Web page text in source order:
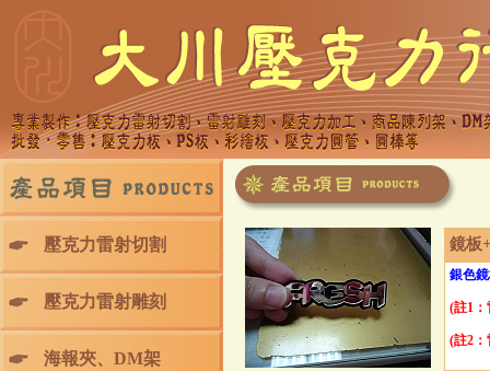
壓克力雷射切割
壓克力雷射雕刻
海報夾、DM架
鏡板
銀色
(註1
(註2：